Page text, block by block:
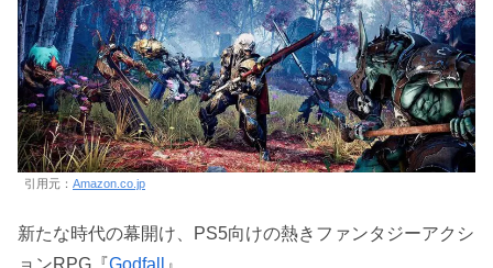
引用元： Amazon.co.jp
新たな時代の幕開け、PS5向けの熱きファンタジーアクシ